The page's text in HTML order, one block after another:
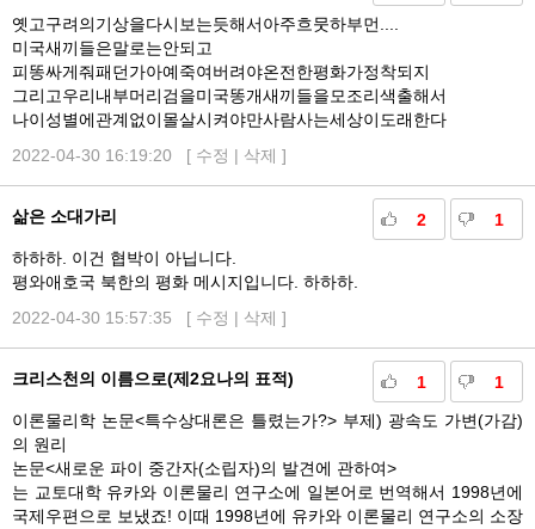
옛고구려의기상을다시보는듯해서아주흐뭇하부먼....
미국새끼들은말로는안되고
피똥싸게줘패던가아예죽여버려야온전한평화가정착되지
그리고우리내부머리검을미국똥개새끼들을모조리색출해서
나이성별에관계없이몰살시켜야만사람사는세상이도래한다
2022-04-30 16:19:20 [ 수정 | 삭제 ]
2 1
삶은 소대가리
하하하. 이건 협박이 아닙니다.
평와애호국 북한의 평화 메시지입니다. 하하하.
2022-04-30 15:57:35 [ 수정 | 삭제 ]
1 1
크리스천의 이름으로(제2요나의 표적)
이론물리학 논문<특수상대론은 틀렸는가?> 부제) 광속도 가변(가감)
의 원리
논문<새로운 파이 중간자(소립자)의 발견에 관하여>
는 교토대학 유카와 이론물리 연구소에 일본어로 번역해서 1998년에
국제우편으로 보냈죠! 이때 1998년에 유카와 이론물리 연구소의 소장